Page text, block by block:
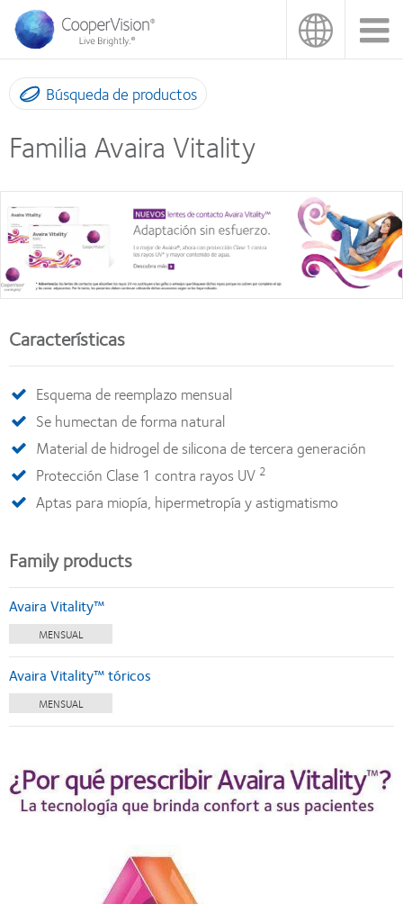
Pasar
contenido
principal
Búsqueda de productos
Familia Avaira Vitality
Características
Esquema de reemplazo mensual
Se humectan de forma natural
Material de hidrogel de silicona de tercera generación
Protección Clase 1 contra rayos UV 2
Aptas para miopía, hipermetropía y astigmatismo
Family products
Avaira Vitality™
MENSUAL
Avaira Vitality™ tóricos
MENSUAL